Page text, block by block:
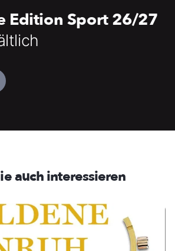
Edition Sport 26/27
auch interessieren